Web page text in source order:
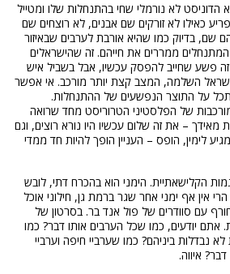
הדוניסט לא נורמלי שחי בהתנחלות שלו ומטייל
כאילו לא זורקים שם אבנים, לא רוצחים שם
שם, בדיוק כמו שהיא אורבת לערבים שבאיזור
המתנחלים ממררים את חייהם. זה שהישראלים
פשע שחייב להפסק עכשיו, אבל בשביל איש
ישראל השלמה, המצב קצת יותר מורכב. אי אפשר
על התוצר הנפשעים של ההתנחלות.
של הפלסטיני הטרוריסט מחד שרואה
– את זה שלום עכשיו היו נורא רוצים, וגם
לימין, הופס – העניין הופך להיות חד ממדי
הקלישאתיית. הימני הוא בהכרח דתי, לובש
הרי אין אף ימני אחר שגר ברמת גן, חילוני אוכל
עם סוודרים של פול אנד בר. בסרטון של
אתם יודעים, כמו שכל הערבים אותו דבר? כמו
נבדלות ביניהם? כמו שערביי חיפה וערביי
איווה.